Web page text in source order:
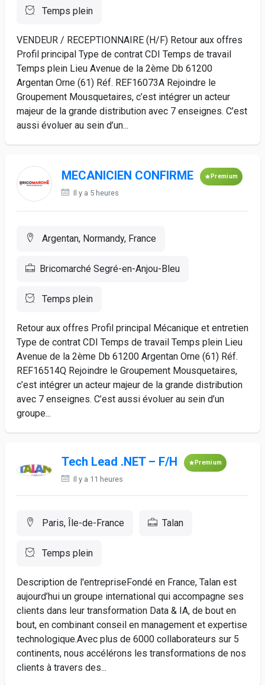
Temps plein
VENDEUR / RECEPTIONNAIRE (H/F) Retour aux offres
Profil principal Type de contrat CDI Temps de travail
Temps plein Lieu Avenue de la 2ème Db 61200
Argentan Orne (61) Réf. REF16073A Rejoindre le
Groupement Mousquetaires, c’est intégrer un acteur
majeur de la grande distribution avec 7 enseignes. C’est
aussi évoluer au sein d’un...
MECANICIEN CONFIRME Premium
Il y a 5 heures
Argentan, Normandy, France
Bricomarché Segré-en-Anjou-Bleu
Temps plein
Retour aux offres Profil principal Mécanique et entretien
Type de contrat CDI Temps de travail Temps plein Lieu
Avenue de la 2ème Db 61200 Argentan Orne (61) Réf.
REF16514Q Rejoindre le Groupement Mousquetaires,
c’est intégrer un acteur majeur de la grande distribution
avec 7 enseignes. C’est aussi évoluer au sein d’un
groupe...
Tech Lead .NET – F/H Premium
Il y a 11 heures
Paris, Île-de-France Talan
Temps plein
Description de l'entrepriseFondé en France, Talan est
aujourd’hui un groupe international qui accompagne ses
clients dans leur transformation Data & IA, de bout en
bout, en combinant conseil en management et expertise
technologique.Avec plus de 6000 collaborateurs sur 5
continents, nous accélérons les transformations de nos
clients à travers des...